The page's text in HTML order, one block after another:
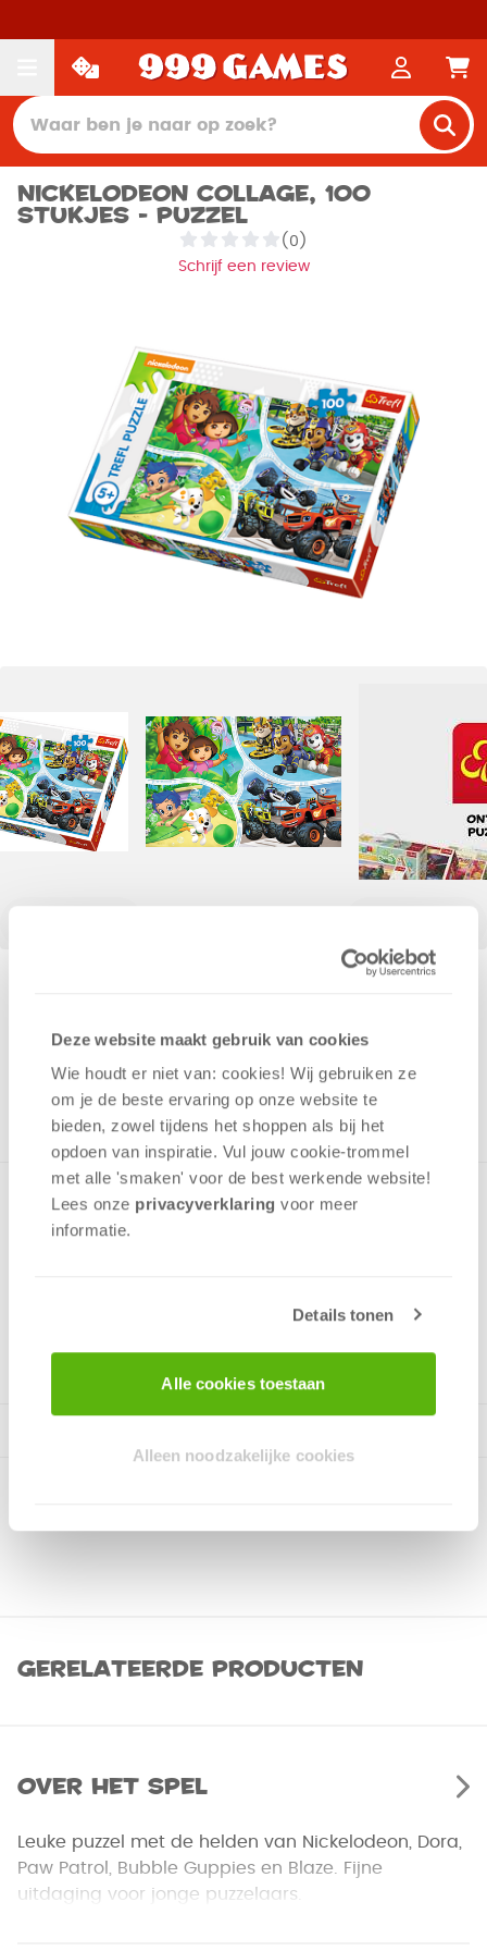
Deze website maakt gebruik van cookies
Wie houdt er niet van: cookies! Wij gebruiken ze
om je de beste ervaring op onze website te
bieden, zowel tijdens het shoppen als bij het
opdoen van inspiratie. Vul jouw cookie-trommel
met alle 'smaken' voor de best werkende website​!
Lees onze privacyverklaring voor meer
informatie.
Details tonen
Alle cookies toestaan
Alleen noodzakelijke cookies
Nickelodeon Collage, 100
stukjes - Puzzel
(0)
Schrijf een review
UIT HET ASSORTIMENT
Leuke puzzel met de helden van Nickelodeon, Dora, Paw
Patrol, Bubble Guppies en Blaze. Fijne uitdaging voor jonge
Gerelateerde producten
Over het spel
Leuke puzzel met de helden van Nickelodeon, Dora,
Paw Patrol, Bubble Guppies en Blaze. Fijne
uitdaging voor jonge puzzelaars.